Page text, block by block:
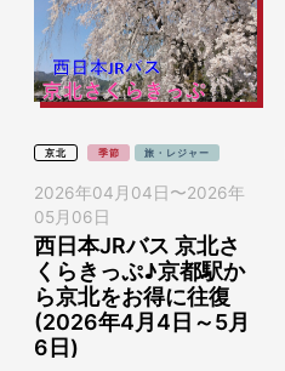
京北 季節 旅・レジャー
2026年04月04日 〜2026年
05月06日
西日本JRバス 京北さ
くらきっぷ♪京都駅か
ら京北をお得に往復
(2026年4月4日～5月
6日)